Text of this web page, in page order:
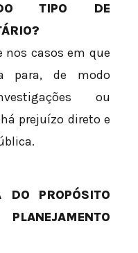
TIPO DE
nos casos em que
para, de modo
ou
prejuízo direto e
DO PROPÓSITO